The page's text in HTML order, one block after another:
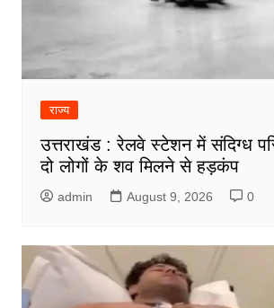
राज्य
उत्तराखंड : रेलवे स्टेशन में संदिग्ध
दो लोगों के शव मिलने से हड़कंप
admin August 9, 2026 0